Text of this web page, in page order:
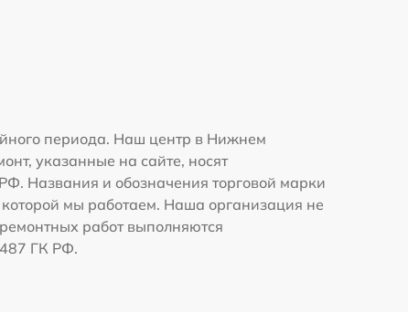
периода. Наш центр в Нижнем
указанные на сайте, носят
Названия и обозначения торговой марки
мы работаем. Наша организация не
работ выполняются
ГК РФ.